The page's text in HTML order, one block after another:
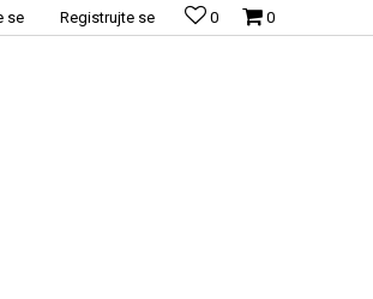
0
0
se Registrujte se